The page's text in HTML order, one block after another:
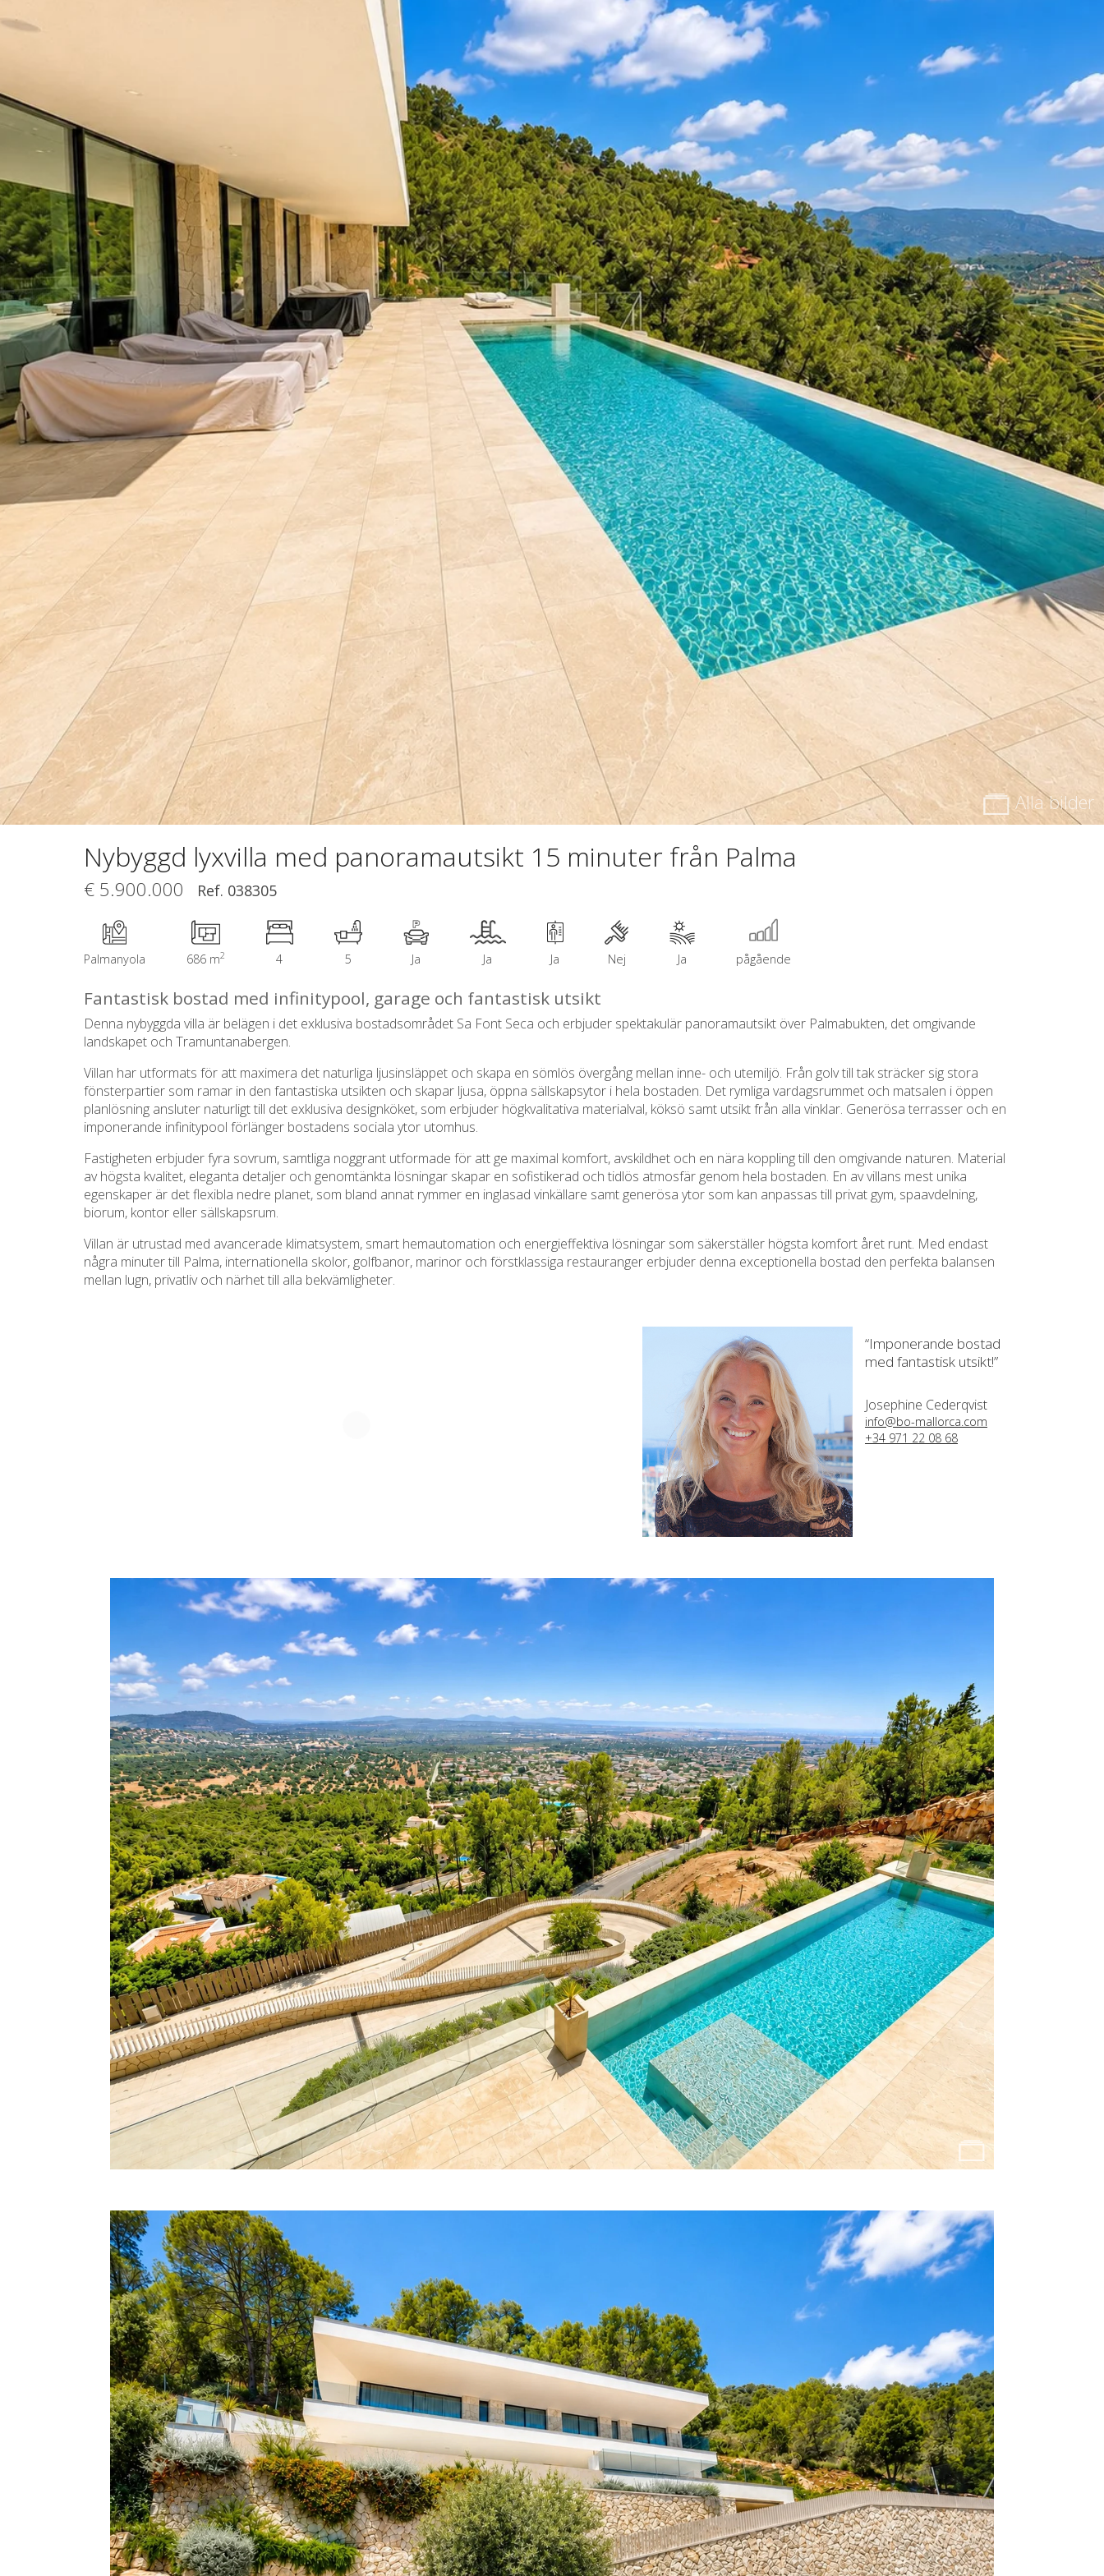
Alla bilder
Nybyggd lyxvilla med panoramautsikt 15 minuter från Palma
€ 5.900.000 Ref. 038305
Palmanyola 686 m2 4 5 Ja Ja Ja Nej Ja pågående
Fantastisk bostad med infinitypool, garage och fantastisk utsikt
Denna nybyggda villa är belägen i det exklusiva bostadsområdet Sa Font Seca och erbjuder spektakulär panoramautsikt över Palmabukten, det omgivande
landskapet och Tramuntanabergen.
Villan har utformats för att maximera det naturliga ljusinsläppet och skapa en sömlös övergång mellan inne- och utemiljö. Från golv till tak sträcker sig stora
fönsterpartier som ramar in den fantastiska utsikten och skapar ljusa, öppna sällskapsytor i hela bostaden. Det rymliga vardagsrummet och matsalen i öppen
planlösning ansluter naturligt till det exklusiva designköket, som erbjuder högkvalitativa materialval, köksö samt utsikt från alla vinklar. Generösa terrasser och en
imponerande infinitypool förlänger bostadens sociala ytor utomhus.
Fastigheten erbjuder fyra sovrum, samtliga noggrant utformade för att ge maximal komfort, avskildhet och en nära koppling till den omgivande naturen. Material
av högsta kvalitet, eleganta detaljer och genomtänkta lösningar skapar en sofistikerad och tidlös atmosfär genom hela bostaden. En av villans mest unika
egenskaper är det flexibla nedre planet, som bland annat rymmer en inglasad vinkällare samt generösa ytor som kan anpassas till privat gym, spaavdelning,
biorum, kontor eller sällskapsrum.
Villan är utrustad med avancerade klimatsystem, smart hemautomation och energieffektiva lösningar som säkerställer högsta komfort året runt. Med endast
några minuter till Palma, internationella skolor, golfbanor, marinor och förstklassiga restauranger erbjuder denna exceptionella bostad den perfekta balansen
mellan lugn, privatliv och närhet till alla bekvämligheter.
“Imponerande bostad
med fantastisk utsikt!”
Josephine Cederqvist
info@bo-mallorca.com
+34 971 22 08 68